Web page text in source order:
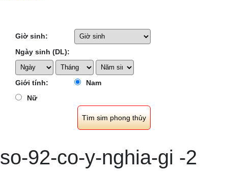
Giờ sinh:
Ngày sinh (DL):
Giới tính:
Nam
Nữ
so-92-co-y-nghia-gi -2